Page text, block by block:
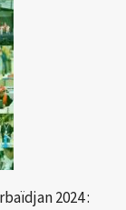
2024 :